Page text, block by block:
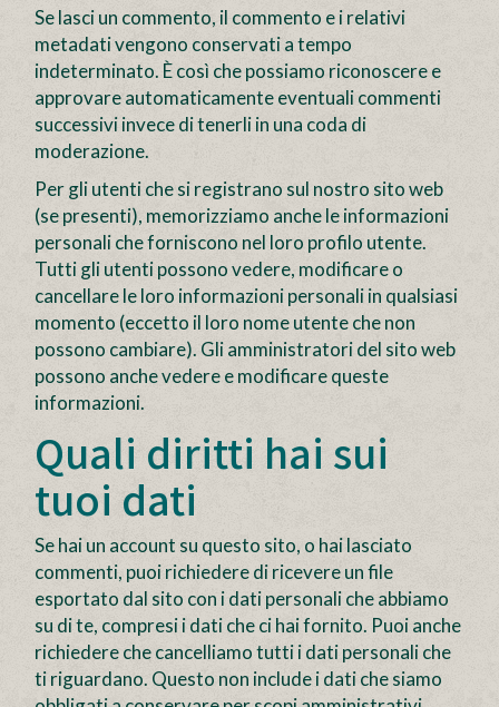
Se lasci un commento, il commento e i relativi
metadati vengono conservati a tempo
indeterminato. È così che possiamo riconoscere e
approvare automaticamente eventuali commenti
successivi invece di tenerli in una coda di
moderazione.
Per gli utenti che si registrano sul nostro sito web
(se presenti), memorizziamo anche le informazioni
personali che forniscono nel loro profilo utente.
Tutti gli utenti possono vedere, modificare o
cancellare le loro informazioni personali in qualsiasi
momento (eccetto il loro nome utente che non
possono cambiare). Gli amministratori del sito web
possono anche vedere e modificare queste
informazioni.
Quali diritti hai sui
tuoi dati
Se hai un account su questo sito, o hai lasciato
commenti, puoi richiedere di ricevere un file
esportato dal sito con i dati personali che abbiamo
su di te, compresi i dati che ci hai fornito. Puoi anche
richiedere che cancelliamo tutti i dati personali che
ti riguardano. Questo non include i dati che siamo